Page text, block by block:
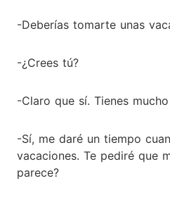
-Deberías tomarte unas
-¿Crees tú?
-Claro que sí. Tienes
-Sí, me daré un tiempo
vacaciones. Te pediré que
parece?